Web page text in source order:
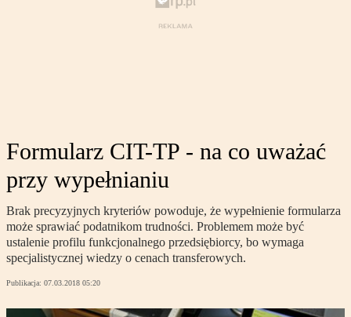
Formularz CIT-TP - na co uważać
przy wypełnianiu
Brak precyzyjnych kryteriów powoduje, że wypełnienie formularza
może sprawiać podatnikom trudności. Problemem może być
ustalenie profilu funkcjonalnego przedsiębiorcy, bo wymaga
specjalistycznej wiedzy o cenach transferowych.
Publikacja: 07.03.2018 05:20